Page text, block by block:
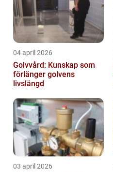
04 april 2026
Golvvård: Kunskap som
förlänger golvens
livslängd
03 april 2026